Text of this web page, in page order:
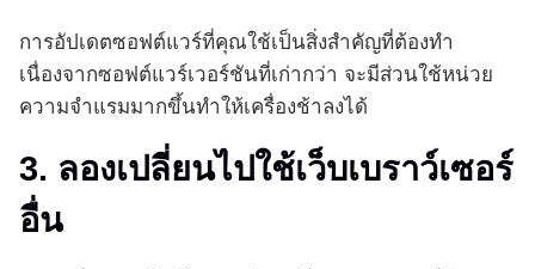
การอัปเดตซอฟต์แวร์ที่คุณใช้เป็นสิ่งสำคัญที่ต้องทำ
เนื่องจากซอฟต์แวร์เวอร์ชันที่เก่ากว่า จะมีส่วนใช้หน่วย
ความจำแรมมากขึ้นทำให้เครื่องช้าลงได้
3. ลองเปลี่ยนไปใช้เว็บเบราว์เซอร์
อื่น